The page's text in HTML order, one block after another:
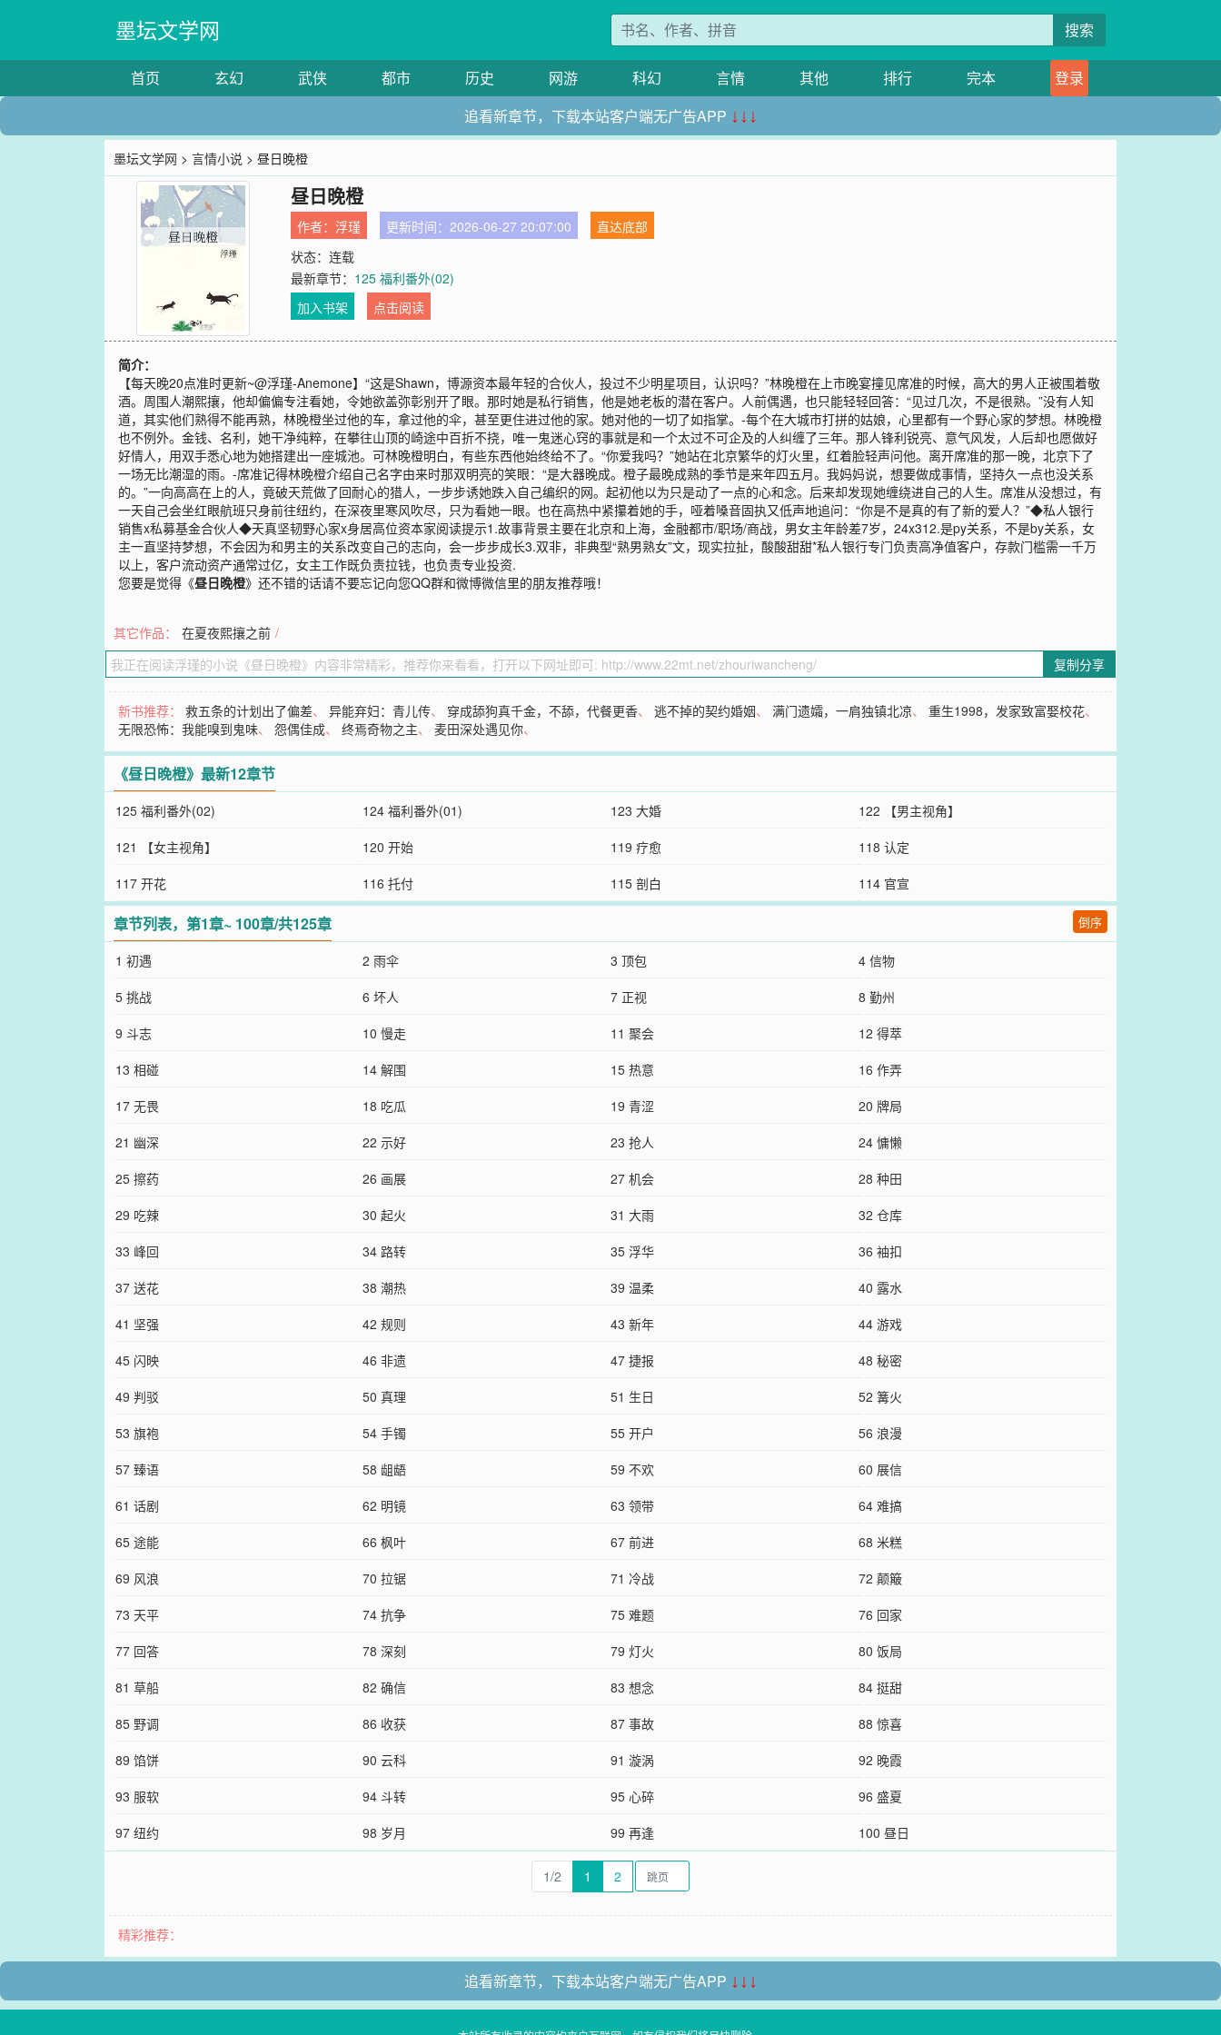
墨坛文学网 搜索
首页 玄幻 武侠 都市 历史 网游 科幻 言情 其他 排行 完本
登录
追看新章节，下载本站客户端无广告APP ↓↓↓
墨坛文学网 >言情小说 > 昼日晚橙
昼日晚橙
作者：浮瑾 更新时间：2026-06-27 20:07:00
直达底部
状态：连载
最新章节： 125 福利番外(02)
加入书架
点击阅读
简介：
【每天晚20点准时更新~@浮瑾-Anemone】“这是Shawn，博源资本最年轻的合伙人，投过不少明星项目，认识吗？”林晚橙在上市晚宴撞见席准的时候，高大的男人正被围着敬
酒。周围人潮熙攘，他却偏偏专注看她，令她欲盖弥彰别开了眼。那时她是私行销售，他是她老板的潜在客户。人前偶遇，也只能轻轻回答：“见过几次，不是很熟。”没有人知
道，其实他们熟得不能再熟，林晚橙坐过他的车，拿过他的伞，甚至更住进过他的家。她对他的一切了如指掌。-每个在大城市打拼的姑娘，心里都有一个野心家的梦想。林晚橙
也不例外。金钱、名利，她干净纯粹，在攀往山顶的崎途中百折不挠，唯一鬼迷心窍的事就是和一个太过不可企及的人纠缠了三年。那人锋利锐亮、意气风发，人后却也愿做好
好情人，用双手悉心地为她搭建出一座城池。可林晚橙明白，有些东西他始终给不了。“你爱我吗？”她站在北京繁华的灯火里，红着脸轻声问他。离开席准的那一晚，北京下了
一场无比潮湿的雨。-席准记得林晚橙介绍自己名字由来时那双明亮的笑眼：“是大器晚成。橙子最晚成熟的季节是来年四五月。我妈妈说，想要做成事情，坚持久一点也没关系
的。”一向高高在上的人，竟破天荒做了回耐心的猎人，一步步诱她跌入自己编织的网。起初他以为只是动了一点的心和念。后来却发现她缠绕进自己的人生。席准从没想过，有
一天自己会坐红眼航班只身前往纽约，在深夜里寒风吹尽，只为看她一眼。也在高热中紧攥着她的手，哑着嗓音固执又低声地追问：“你是不是真的有了新的爱人？”◆私人银行
销售x私募基金合伙人◆天真坚韧野心家x身居高位资本家阅读提示1.故事背景主要在北京和上海，金融都市/职场/商战，男女主年龄差7岁，24x312.是py关系，不是by关系，女
主一直坚持梦想，不会因为和男主的关系改变自己的志向，会一步步成长3.双非，非典型“熟男熟女”文，现实拉扯，酸酸甜甜*私人银行专门负责高净值客户，存款门槛需一千万
以上，客户流动资产通常过亿，女主工作既负责拉钱，也负责专业投资.
您要是觉得《昼日晚橙》还不错的话请不要忘记向您QQ群和微博微信里的朋友推荐哦！
其它作品： 在夏夜熙攘之前 /
复制分享
新书推荐：救五条的计划出了偏差、异能弃妇：青儿传、 穿成舔狗真千金，不舔，代餐更香、逃不掉的契约婚姻、满门遗孀，一肩独镇北凉、重生1998，发家致富娶校花、
无限恐怖：我能嗅到鬼味、怨偶佳成、终焉奇物之主、麦田深处遇见你、
《昼日晚橙》最新12章节
125 福利番外(02) 124 福利番外(01) 123 大婚
122 【男主视角】
121 【女主视角】
120 开始 119 疗愈
118 认定
117 开花
116 托付 115 剖白 114 官宣
章节列表，第1章~ 100章/共125章 倒序
1 初遇 2 雨伞 3 顶包
4 信物
5 挑战
6 坏人 7 正视
8 勤州
9 斗志
10 慢走 11 聚会
12 得萃
13 相碰
14 解围 15 热意
16 作弄
17 无畏
18 吃瓜 19 青涩
20 牌局
21 幽深
22 示好 23 抢人
24 慵懒
25 擦药
26 画展 27 机会
28 种田
29 吃辣
30 起火 31 大雨
32 仓库
33 峰回
34 路转 35 浮华
36 袖扣
37 送花
38 潮热 39 温柔
40 露水
41 坚强
42 规则 43 新年
44 游戏
45 闪映
46 非遗 47 捷报
48 秘密
49 判驳
50 真理 51 生日
52 篝火
53 旗袍
54 手镯 55 开户
56 浪漫
57 臻语
58 龃龉 59 不欢
60 展信
61 话剧
62 明镜 63 领带
64 难搞
65 途能
66 枫叶 67 前进
68 米糕
69 风浪
70 拉锯 71 冷战
72 颠簸
73 天平
74 抗争 75 难题
76 回家
77 回答
78 深刻 79 灯火
80 饭局
81 草船
82 确信 83 想念
84 挺甜
85 野调
86 收获 87 事故
88 惊喜
89 馅饼
90 云科 91 漩涡
92 晚霞
93 服软
94 斗转 95 心碎
96 盛夏
97 纽约
98 岁月 99 再逢 100 昼日
1/2 1 2
精彩推荐：
追看新章节，下载本站客户端无广告APP ↓↓↓